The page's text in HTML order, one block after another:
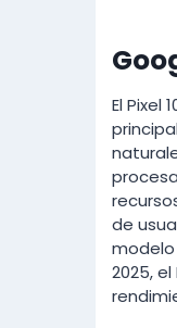
El Pixel
de
2025,